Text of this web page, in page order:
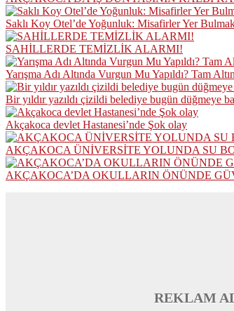
Saklı Koy Otel’de Yoğunluk: Misafirler Yer
SAHİLLERDE TEMİZLİK ALARMI!
Yarışma Adı Altında Vurgun Mu Yapıldı? Tam
Bir yıldır yazıldı çizildi belediye bugün düğmeye
Akçakoca devlet Hastanesi’nde Şok olay
AKÇAKOCA ÜNİVERSİTE YOLUNDA SU
AKÇAKOCA’DA OKULLARIN ÖNÜNDE
REKLAM